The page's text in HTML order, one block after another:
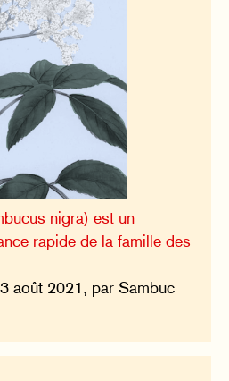
nigra) est un
rapide de la famille des
août 2021, par Sambuc